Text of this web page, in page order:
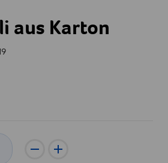
aus Karton
- +